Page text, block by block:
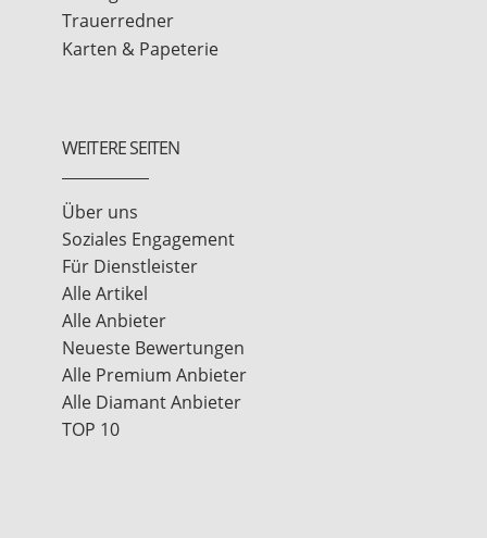
Trauerredner
Karten & Papeterie
WEITERE SEITEN
Über uns
Soziales Engagement
Für Dienstleister
Alle Artikel
Alle Anbieter
Neueste Bewertungen
Alle Premium Anbieter
Alle Diamant Anbieter
TOP 10